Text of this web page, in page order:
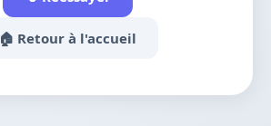
🏠 Retour à l'accueil